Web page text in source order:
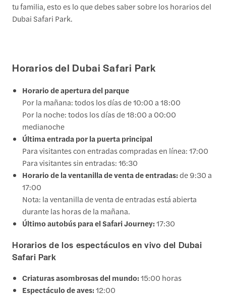
tu familia, esto es lo que debes saber sobre los horarios del
Dubai Safari Park.
Horarios del Dubai Safari Park
Horario de apertura del parque
Por la mañana: todos los días de 10:00 a 18:00
Por la noche: todos los días de 18:00 a 00:00
medianoche
Última entrada por la puerta principal
Para visitantes con entradas compradas en línea: 17:00
Para visitantes sin entradas: 16:30
Horario de la ventanilla de venta de entradas:de 9:30 a
17:00
Nota: la ventanilla de venta de entradas está abierta
durante las horas de la mañana.
Último autobús para el Safari Journey:17:30
Horarios de los espectáculos en vivo del Dubai
Safari Park
Criaturas asombrosas del mundo:15:00 horas
Espectáculo de aves:12:00